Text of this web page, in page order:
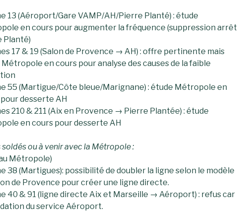
13 (Aéroport/Gare VAMP/AH/Pierre Planté) : étude
en cours pour augmenter la fréquence (suppression arrêt
Planté)
17 & 19 (Salon de Provence → AH) : offre pertinente mais
en cours pour analyse des causes de la faible
55 (Martigue/Côte bleue/Marignane) : étude Métropole en
desserte AH
210 & 211 (Aix en Provence → Pierre Plantée) : étude
en cours pour desserte AH
soldés ou à venir avec la Métropole :
Métropole)
38 (Martigues): possibilité de doubler la ligne selon le modèle
de Provence pour créer une ligne directe.
40 & 91 (ligne directe Aix et Marseille → Aéroport) : refus car
du service Aéroport.